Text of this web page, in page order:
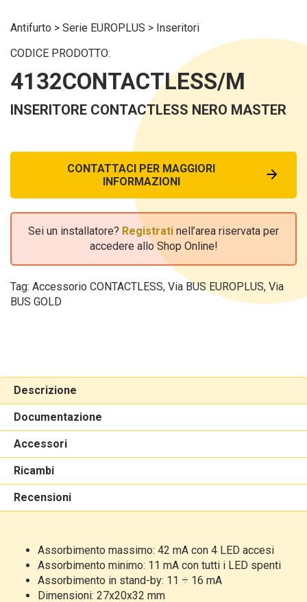
Antifurto > Serie EUROPLUS > Inseritori
CODICE PRODOTTO:
4132CONTACTLESS/M
INSERITORE CONTACTLESS NERO MASTER
CONTATTACI PER MAGGIORI
INFORMAZIONI
Sei un installatore? Registrati nell’area riservata per
accedere allo Shop Online!
Tag: Accessorio CONTACTLESS, Via BUS EUROPLUS, Via
BUS GOLD
Descrizione
Documentazione
Accessori
Ricambi
Recensioni
Assorbimento massimo: 42 mA con 4 LED accesi
Assorbimento minimo: 11 mA con tutti i LED spenti
Assorbimento in stand-by: 11 ÷ 16 mA
Dimensioni: 27x20x32 mm